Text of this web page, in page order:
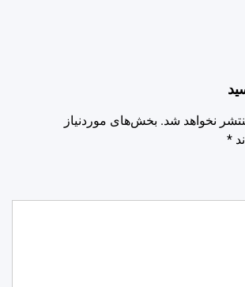
نخواهد شد. بخش‌های موردنیاز
*